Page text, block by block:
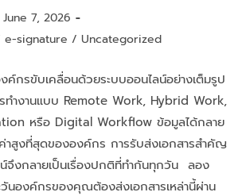
June 7, 2026
e-signature / Uncategorized
รขับเคลื่อนด้วยระบบออนไลน์อย่างเต็มรูป
รทำงานแบบ Remote Work, Hybrid Work,
หรือ Digital Workflow ข้อมูลได้กลาย
าสูงที่สุดขององค์กร การรับส่งเอกสารสำคัญ
จึงกลายเป็นเรื่องปกติที่ทำกันทุกวัน ลอง
วันองค์กรของคุณต้องส่งเอกสารเหล่านี้ผ่าน